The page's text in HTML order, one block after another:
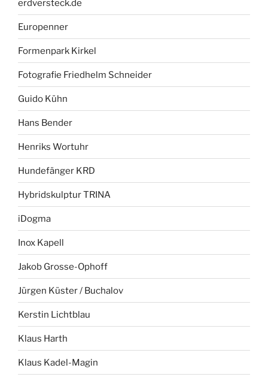
erdversteck.de
Europenner
Formenpark Kirkel
Fotografie Friedhelm Schneider
Guido Kühn
Hans Bender
Henriks Wortuhr
Hundefänger KRD
Hybridskulptur TRINA
iDogma
Inox Kapell
Jakob Grosse-Ophoff
Jürgen Küster / Buchalov
Kerstin Lichtblau
Klaus Harth
Klaus Kadel-Magin